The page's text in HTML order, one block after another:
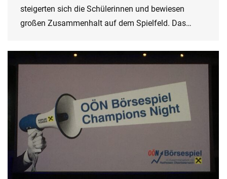
steigerten sich die Schülerinnen und bewiesen
großen Zusammenhalt auf dem Spielfeld. Das…